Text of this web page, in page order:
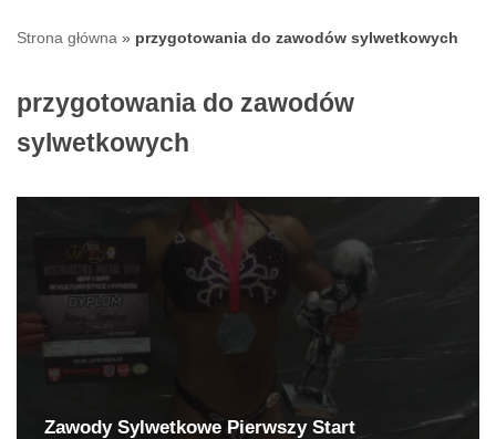
Strona główna » przygotowania do zawodów sylwetkowych
przygotowania do zawodów
sylwetkowych
Zawody Sylwetkowe Pierwszy Start